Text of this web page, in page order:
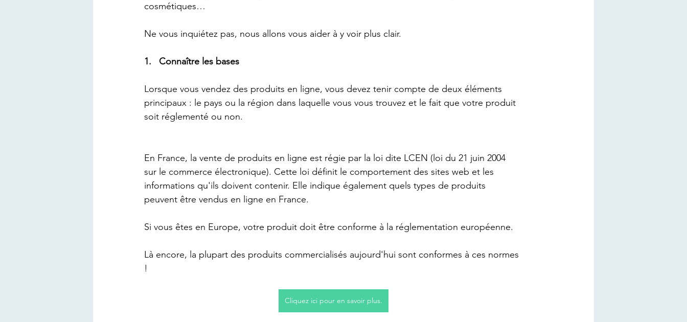
cosmétiques…
Ne vous inquiétez pas, nous allons vous aider à y voir plus clair.
1.   Connaître les bases
Lorsque vous vendez des produits en ligne, vous devez tenir compte de deux éléments
principaux : le pays ou la région dans laquelle vous vous trouvez et le fait que votre produit
soit réglementé ou non.
En France, la vente de produits en ligne est régie par la loi dite LCEN (loi du 21 juin 2004
sur le commerce électronique). Cette loi définit le comportement des sites web et les
informations qu'ils doivent contenir. Elle indique également quels types de produits
peuvent être vendus en ligne en France.
Si vous êtes en Europe, votre produit doit être conforme à la réglementation européenne.
Là encore, la plupart des produits commercialisés aujourd'hui sont conformes à ces normes
!
Cliquez ici pour en savoir plus.